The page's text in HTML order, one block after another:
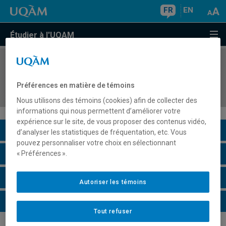
FR EN
Étudier à l'UQAM
COURS//
adaptation scolaire au secondaire.
Description du cours
Horaire - Été 2026
Horaire - Automne 2026
Horaire - Hiver 2027
Préférences en matière de témoins
Nous utilisons des témoins (cookies) afin de collecter des
informations qui nous permettent d’améliorer votre
expérience sur le site, de vous proposer des contenus vidéo,
d’analyser les statistiques de fréquentation, etc. Vous
pouvez personnaliser votre choix en sélectionnant
« Préférences ».
Tout refuser
Autoriser les témoins